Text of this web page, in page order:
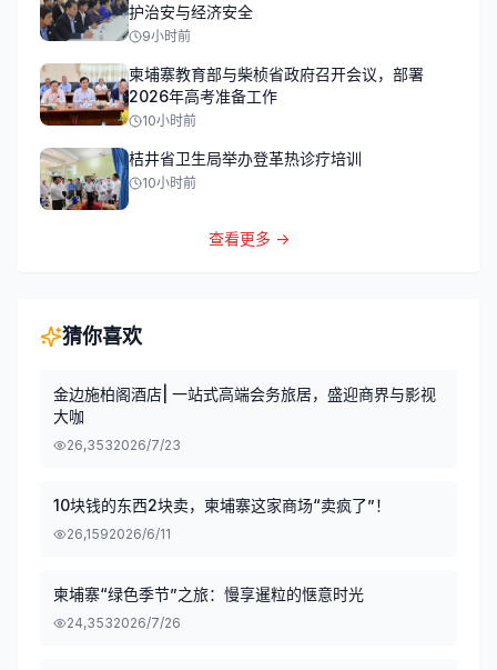
护治安与经济安全
9小时前
柬埔寨教育部与柴桢省政府召开会议，部署
2026年高考准备工作
10小时前
桔井省卫生局举办登革热诊疗培训
10小时前
查看更多 →
猜你喜欢
金边施柏阁酒店| 一站式高端会务旅居，盛迎商界与影视
大咖
26,3532026/7/23
10块钱的东西2块卖，柬埔寨这家商场“卖疯了”！
26,1592026/6/11
柬埔寨“绿色季节”之旅：慢享暹粒的惬意时光
24,3532026/7/26